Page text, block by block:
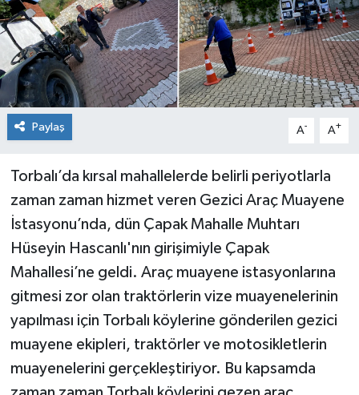
Paylaş A- A+
Torbalı’da kırsal mahallelerde belirli periyotlarla
zaman zaman hizmet veren Gezici Araç Muayene
İstasyonu’nda, dün Çapak Mahalle Muhtarı
Hüseyin Hascanlı'nın girişimiyle Çapak
Mahallesi’ne geldi. Araç muayene istasyonlarına
gitmesi zor olan traktörlerin vize muayenelerinin
yapılması için Torbalı köylerine gönderilen gezici
muayene ekipleri, traktörler ve motosikletlerin
muayenelerini gerçekleştiriyor. Bu kapsamda